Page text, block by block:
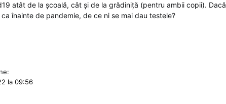
atât de la școală, cât și de la grădiniță (pentru ambii copii). Dacă
înainte de pandemie, de ce ni se mai dau testele?
la 09:56